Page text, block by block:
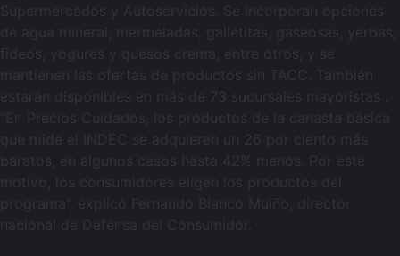
Supermercados y Autoservicios. Se incorporan opciones
de agua mineral, mermeladas, galletitas, gaseosas, yerbas,
fideos, yogures y quesos crema, entre otros, y se
mantienen las ofertas de productos sin TACC. También
estarán disponibles en más de 73 sucursales mayoristas .
“En Precios Cuidados, los productos de la canasta básica
que mide el INDEC se adquieren un 26 por ciento más
baratos, en algunos casos hasta 42% menos. Por este
motivo, los consumidores eligen los productos del
programa”, explicó Fernando Blanco Muiño, director
nacional de Defensa del Consumidor.